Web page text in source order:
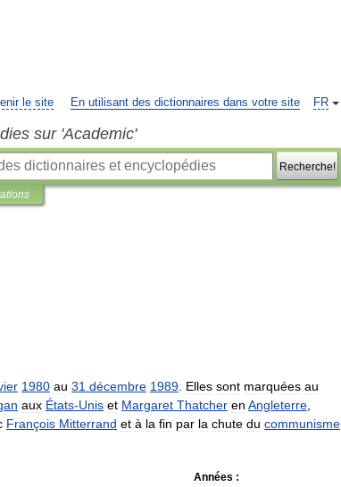
FR
le site En utilisant des dictionnaires dans votre site
sur 'Academic'
Recherche!
1980 au 31 décembre 1989 Elles sont marquées au
aux États-Unis et Margaret Thatcher en Angleterre
François Mitterrand et à la fin par la chute du communisme
Années :